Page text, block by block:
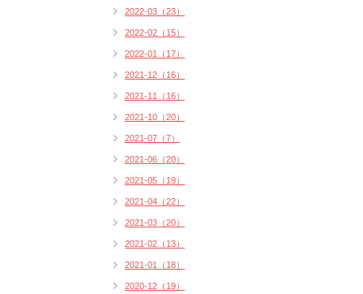
2022-03（23）
2022-02（15）
2022-01（17）
2021-12（16）
2021-11（16）
2021-10（20）
2021-07（7）
2021-06（20）
2021-05（19）
2021-04（22）
2021-03（20）
2021-02（13）
2021-01（18）
2020-12（19）